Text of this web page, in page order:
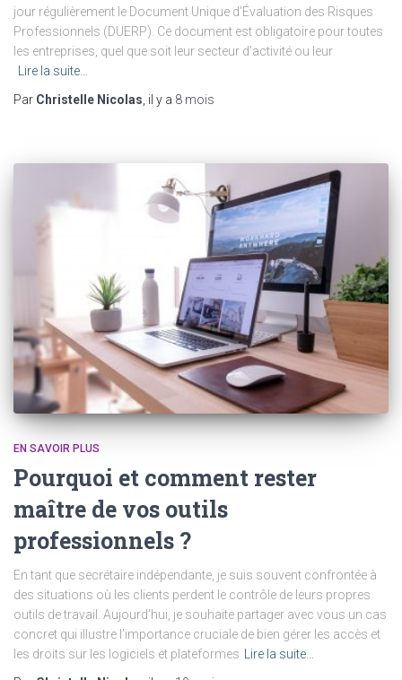
jour régulièrement le Document Unique d’Évaluation des Risques
Professionnels (DUERP). Ce document est obligatoire pour toutes
les entreprises, quel que soit leur secteur d’activité ou leur
Lire la suite…
Par Christelle Nicolas , il y a 8 mois
EN SAVOIR PLUS
Pourquoi et comment rester
maître de vos outils
professionnels ?
En tant que secrétaire indépendante, je suis souvent confrontée à
des situations où les clients perdent le contrôle de leurs propres
outils de travail. Aujourd’hui, je souhaite partager avec vous un cas
concret qui illustre l’importance cruciale de bien gérer les accès et
les droits sur les logiciels et plateformes Lire la suite…